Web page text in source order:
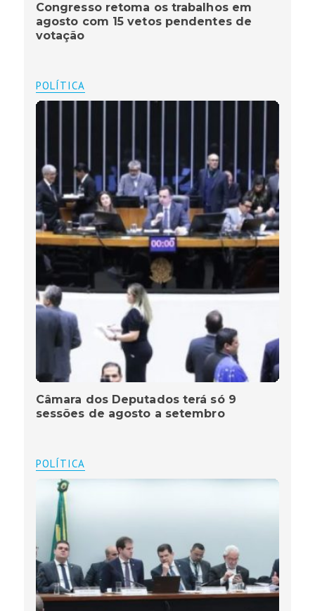
Congresso retoma os trabalhos em
agosto com 15 vetos pendentes de
votação
POLÍTICA
Câmara dos Deputados terá só 9
sessões de agosto a setembro
POLÍTICA